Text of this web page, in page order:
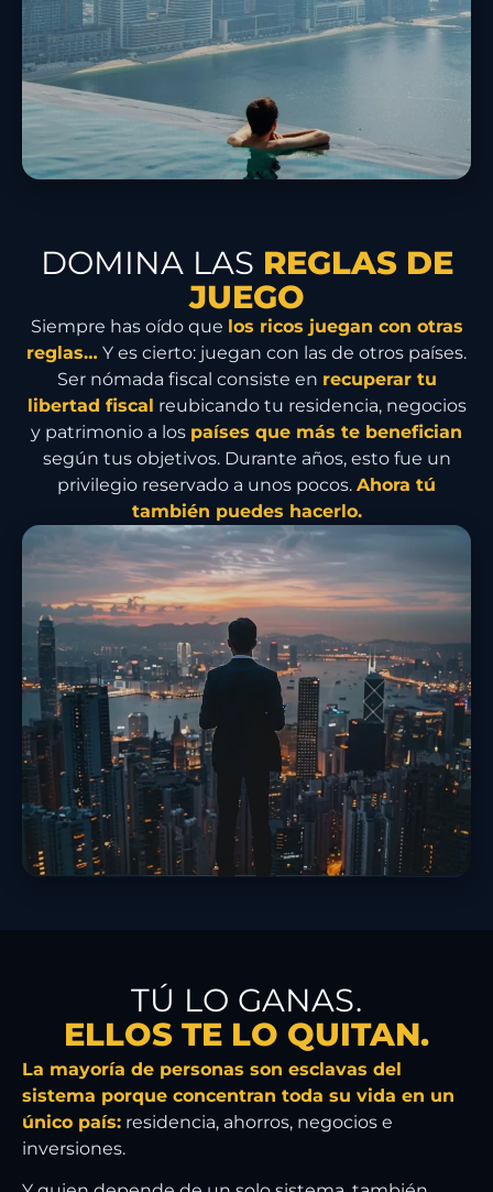
DOMINA LAS REGLAS DE
JUEGO
Siempre has oído que los ricos juegan con otras
reglas… Y es cierto: juegan con las de otros países.
Ser nómada fiscal consiste en recuperar tu
libertad fiscal reubicando tu residencia, negocios
y patrimonio a los países que más te benefician
según tus objetivos. Durante años, esto fue un
privilegio reservado a unos pocos. Ahora tú
también puedes hacerlo.
TÚ LO GANAS.
ELLOS TE LO QUITAN.
La mayoría de personas son esclavas del
sistema porque concentran toda su vida en un
único país: residencia, ahorros, negocios e
inversiones.